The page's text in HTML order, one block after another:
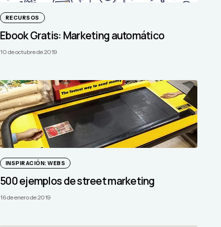
RECURSOS
Ebook Gratis: Marketing automático
10 de octubre de 2019
INSPIRACIÓN: WEBS
500 ejemplos de street marketing
16 de enero de 2019